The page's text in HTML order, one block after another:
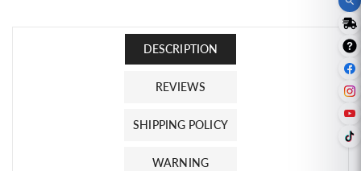
DESCRIPTION
REVIEWS
SHIPPING POLICY
WARNING